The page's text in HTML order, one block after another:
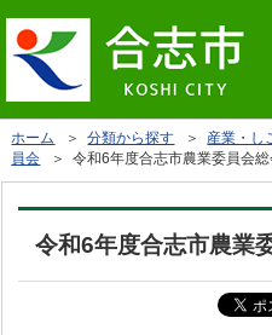
ホーム ＞分類から探す ＞ 産業・し
員会 ＞ 令和6年度合志市農業委員会
令和6年度合志市農業